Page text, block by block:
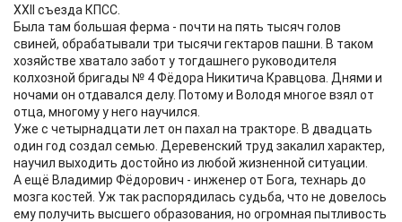
XXII съезда КПСС.
Была там большая ферма - почти на пять тысяч голов
свиней, обрабатывали три тысячи гектаров пашни. В таком
хозяйстве хватало забот у тогдашнего руководителя
колхозной бригады № 4 Фёдора Никитича Кравцова. Днями и
ночами он отдавался делу. Потому и Володя многое взял от
отца, многому у него научился.
Уже с четырнадцати лет он пахал на тракторе. В двадцать
один год создал семью. Деревенский труд закалил характер,
научил выходить достойно из любой жизненной ситуации.
А ещё Владимир Фёдорович - инженер от Бога, технарь до
мозга костей. Уж так распорядилась судьба, что не довелось
ему получить высшего образования, но огромная пытливость